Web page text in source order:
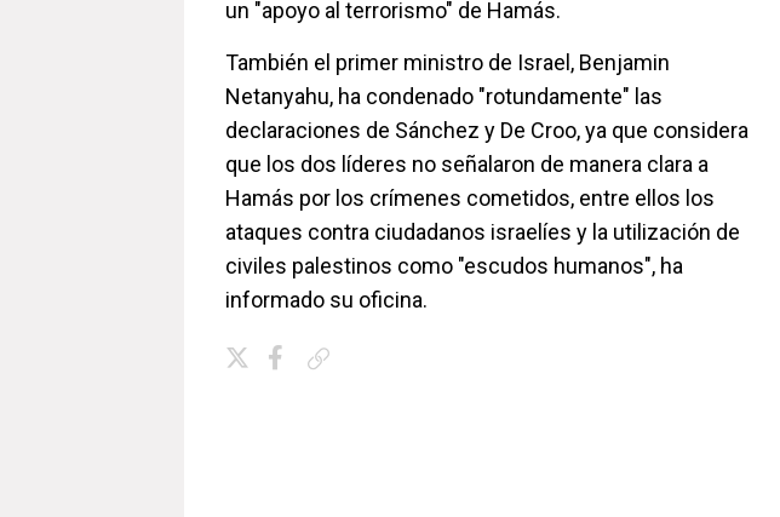
un "apoyo al terrorismo" de Hamás.
También el primer ministro de Israel, Benjamin
Netanyahu, ha condenado "rotundamente" las
declaraciones de Sánchez y De Croo, ya que considera
que los dos líderes no señalaron de manera clara a
Hamás por los crímenes cometidos, entre ellos los
ataques contra ciudadanos israelíes y la utilización de
civiles palestinos como "escudos humanos", ha
informado su oficina.